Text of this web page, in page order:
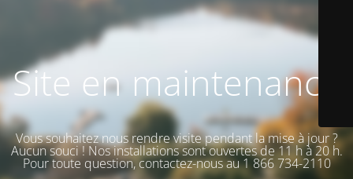
Site en maintenance
Vous souhaitez nous rendre visite pendant la mise à jour ?
Aucun souci ! Nos installations sont ouvertes de 11 h à 20 h.
Pour toute question, contactez-nous au 1 866 734-2110